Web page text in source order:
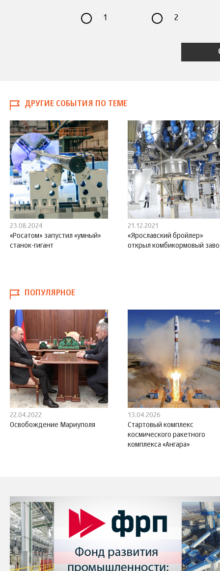
1 2
ДРУГИЕ СОБЫТИЯ ПО ТЕМЕ
23.08.2024
«Росатом» запустил «умный»
станок-гигант
21.12.2021
«Ярославский бройлер»
открыл комбикормовый
ПОПУЛЯРНОЕ
22.04.2022
Освобождение Мариуполя
13.04.2026
Стартовый комплекс
космического ракетного
комплекса «Ангара»